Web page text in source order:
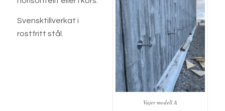
Vajer modell A
Svensktillverkat i
rostfritt stål.